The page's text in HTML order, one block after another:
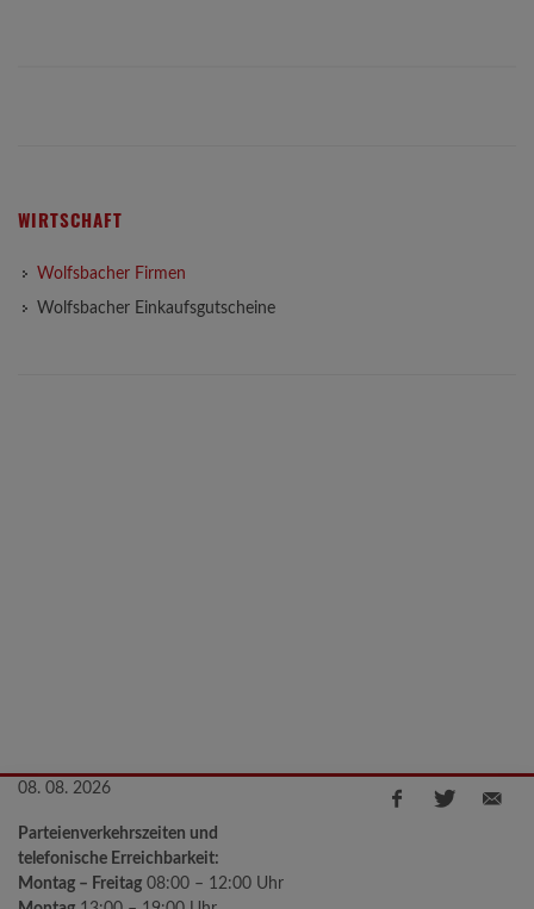
WIRTSCHAFT
Wolfsbacher Firmen
Wolfsbacher Einkaufsgutscheine
08. 08. 2026
Parteienverkehrszeiten und
telefonische Erreichbarkeit:
Montag – Freitag 08:00 – 12:00 Uhr